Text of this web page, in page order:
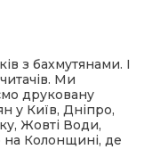
з бахмутянами. І
Ми
друковану
у Київ, Дніпро,
Жовті Води,
на Колонщині, де